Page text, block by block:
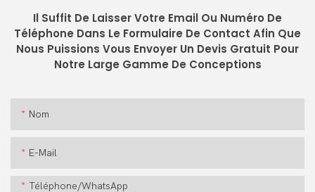
Il Suffit De Laisser Votre Email Ou Numéro De
Téléphone Dans Le Formulaire De Contact Afin Que
Nous Puissions Vous Envoyer Un Devis Gratuit Pour
Notre Large Gamme De Conceptions
Nom
E-Mail
Téléphone/WhatsApp